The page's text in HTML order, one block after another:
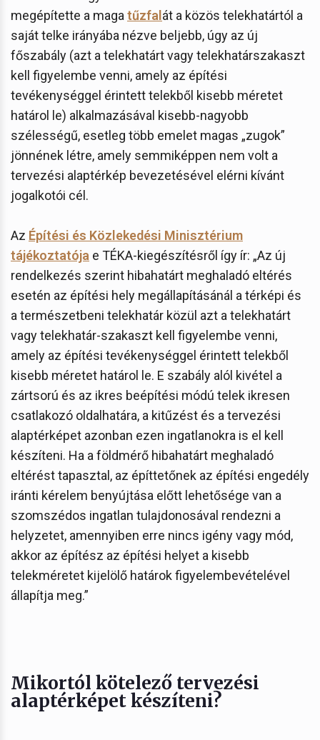
megépítette a maga tűzfal át a közös telekhatártól a
saját telke irányába nézve beljebb, úgy az új
főszabály (azt a telekhatárt vagy telekhatárszakaszt
kell figyelembe venni, amely az építési
tevékenységgel érintett telekből kisebb méretet
határol le) alkalmazásával kisebb-nagyobb
szélességű, esetleg több emelet magas „zugok”
jönnének létre, amely semmiképpen nem volt a
tervezési alaptérkép bevezetésével elérni kívánt
jogalkotói cél.
Az Építési és Közlekedési Minisztérium
tájékoztatója e TÉKA-kiegészítésről így ír: „Az új
rendelkezés szerint hibahatárt meghaladó eltérés
esetén az építési hely megállapításánál a térképi és
a természetbeni telekhatár közül azt a telekhatárt
vagy telekhatár-szakaszt kell figyelembe venni,
amely az építési tevékenységgel érintett telekből
kisebb méretet határol le. E szabály alól kivétel a
zártsorú és az ikres beépítési módú telek ikresen
csatlakozó oldalhatára, a kitűzést és a tervezési
alaptérképet azonban ezen ingatlanokra is el kell
készíteni. Ha a földmérő hibahatárt meghaladó
eltérést tapasztal, az építtetőnek az építési engedély
iránti kérelem benyújtása előtt lehetősége van a
szomszédos ingatlan tulajdonosával rendezni a
helyzetet, amennyiben erre nincs igény vagy mód,
akkor az építész az építési helyet a kisebb
telekméretet kijelölő határok figyelembevételével
állapítja meg.”
Mikortól kötelező tervezési
alaptérképet készíteni?